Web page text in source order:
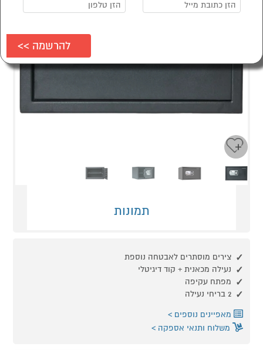
תמונות
צירים מוסתרים לאבטחה נוספת
נעילה מכאנית + קוד דיגיטלי
מפתח עקיפה
2 בריחי נעילה
מאפיינים נוספים
משלוח ותנאי אספקה